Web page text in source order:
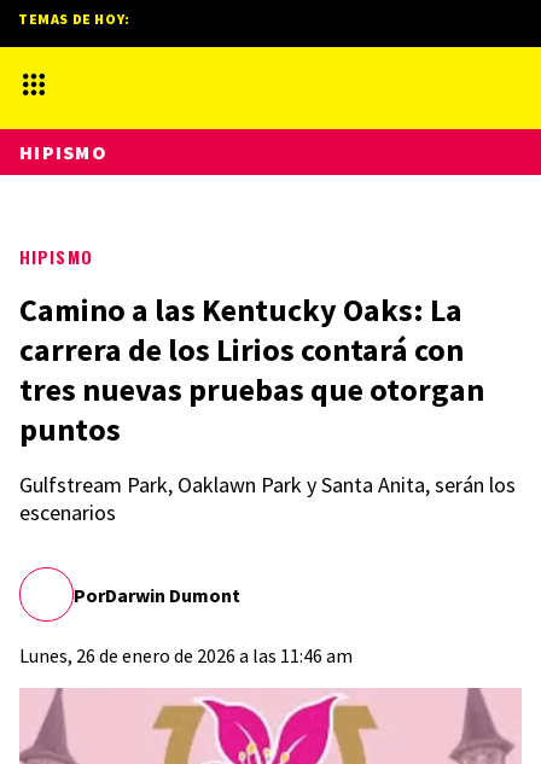
HIPISMO
Camino a las Kentucky Oaks: La
carrera de los Lirios contará con
tres nuevas pruebas que otorgan
puntos
Gulfstream Park, Oaklawn Park y Santa Anita, serán los
escenarios
PorDarwin Dumont
Lunes, 26 de enero de 2026 a las 11:46 am
TEMAS DE HOY:
HIPISMO